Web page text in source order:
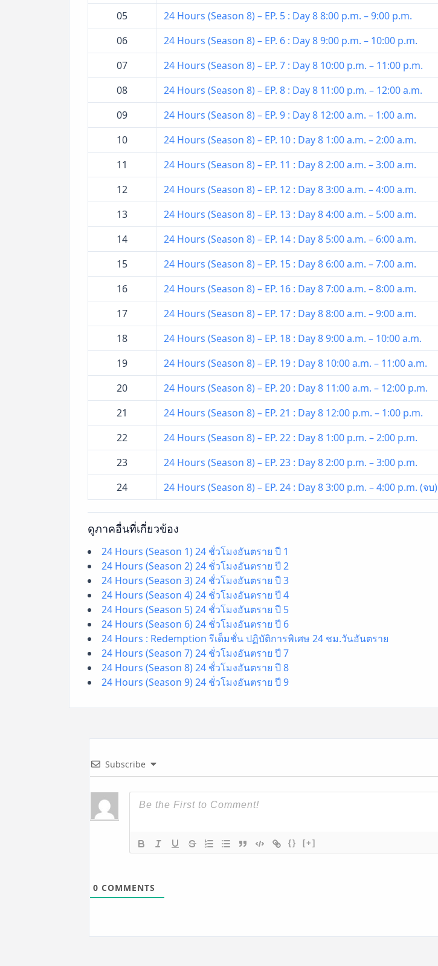
05
24 Hours (Season 8) – EP. 5 : Day 8 8:00 p.m. – 9:00 p.m.
06
24 Hours (Season 8) – EP. 6 : Day 8 9:00 p.m. – 10:00 p.m.
07
24 Hours (Season 8) – EP. 7 : Day 8 10:00 p.m. – 11:00 p.m.
08
24 Hours (Season 8) – EP. 8 : Day 8 11:00 p.m. – 12:00 a.m.
09
24 Hours (Season 8) – EP. 9 : Day 8 12:00 a.m. – 1:00 a.m.
10
24 Hours (Season 8) – EP. 10 : Day 8 1:00 a.m. – 2:00 a.m.
11
24 Hours (Season 8) – EP. 11 : Day 8 2:00 a.m. – 3:00 a.m.
12
24 Hours (Season 8) – EP. 12 : Day 8 3:00 a.m. – 4:00 a.m.
13
24 Hours (Season 8) – EP. 13 : Day 8 4:00 a.m. – 5:00 a.m.
14
24 Hours (Season 8) – EP. 14 : Day 8 5:00 a.m. – 6:00 a.m.
15
24 Hours (Season 8) – EP. 15 : Day 8 6:00 a.m. – 7:00 a.m.
16
24 Hours (Season 8) – EP. 16 : Day 8 7:00 a.m. – 8:00 a.m.
17
24 Hours (Season 8) – EP. 17 : Day 8 8:00 a.m. – 9:00 a.m.
18
24 Hours (Season 8) – EP. 18 : Day 8 9:00 a.m. – 10:00 a.m.
19
24 Hours (Season 8) – EP. 19 : Day 8 10:00 a.m. – 11:00 a.m.
20
24 Hours (Season 8) – EP. 20 : Day 8 11:00 a.m. – 12:00 p.m.
21
24 Hours (Season 8) – EP. 21 : Day 8 12:00 p.m. – 1:00 p.m.
22
24 Hours (Season 8) – EP. 22 : Day 8 1:00 p.m. – 2:00 p.m.
23
24 Hours (Season 8) – EP. 23 : Day 8 2:00 p.m. – 3:00 p.m.
24
24 Hours (Season 8) – EP. 24 : Day 8 3:00 p.m. – 4:00 p.m. (จบ)
ดูภาคอื่นที่เกี่ยวข้อง
24 Hours (Season 1) 24 ชั่วโมงอันตราย ปี 1
24 Hours (Season 2) 24 ชั่วโมงอันตราย ปี 2
24 Hours (Season 3) 24 ชั่วโมงอันตราย ปี 3
24 Hours (Season 4) 24 ชั่วโมงอันตราย ปี 4
24 Hours (Season 5) 24 ชั่วโมงอันตราย ปี 5
24 Hours (Season 6) 24 ชั่วโมงอันตราย ปี 6
24 Hours : Redemption รีเด็มชั่น ปฏิบัติการพิเศษ 24 ชม.วันอันตราย
24 Hours (Season 7) 24 ชั่วโมงอันตราย ปี 7
24 Hours (Season 8) 24 ชั่วโมงอันตราย ปี 8
24 Hours (Season 9) 24 ชั่วโมงอันตราย ปี 9
Subscribe
{} [+]
0 COMMENTS